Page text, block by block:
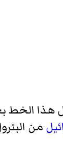
هذا الخط
من